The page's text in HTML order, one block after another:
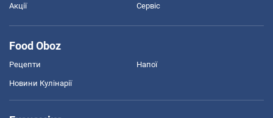
Акції Сервіс
Food Oboz
Рецепти Напої
Новини Кулінарії